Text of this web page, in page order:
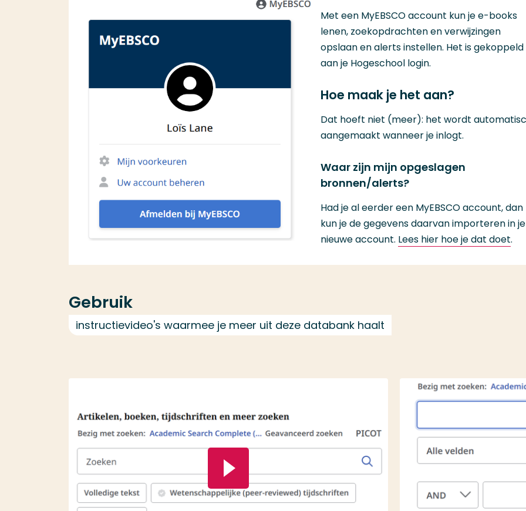
Met een MyEBSCO account kun je e-books
lenen, zoekopdrachten en verwijzingen
opslaan en alerts instellen. Het is gekoppeld
aan je Hogeschool login.
Hoe maak je het aan?
Dat hoeft niet (meer): het wordt
aangemaakt wanneer je inlogt.
Waar zijn mijn opgeslagen
bronnen/alerts?
Had je al eerder een MyEBSCO account, dan
kun je de gegevens daarvan importeren in je
nieuwe account. Lees hier hoe je dat doet.
Gebruik
instructievideo's waarmee je meer uit deze databank haalt
Speel video